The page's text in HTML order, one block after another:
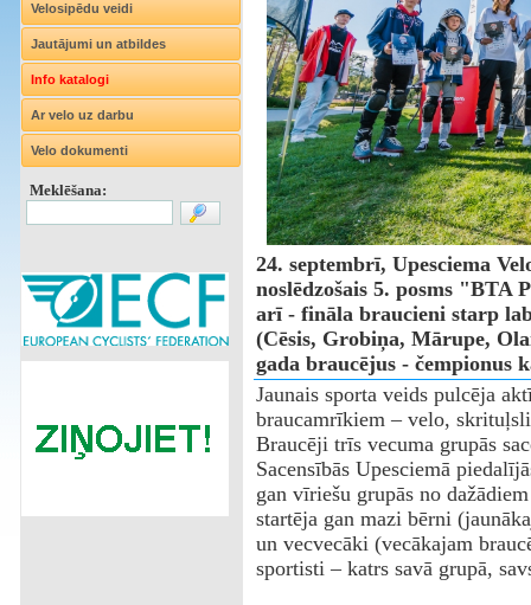
Velosipēdu veidi
Jautājumi un atbildes
Info katalogi
Ar velo uz darbu
Velo dokumenti
Meklēšana:
24. septembrī, Upesciema
noslēdzošais 5. posms
arī - fināla braucieni starp
(Cēsis, Grobiņa, Mārupe,
gada braucējus - čempionus
Jaunais sporta veids pulcēja
braucamrīkiem – velo,
Braucēji trīs vecuma grupās
Sacensībās Upesciemā
gan vīriešu grupās no
startēja gan mazi bērni
un vecvecāki (vecākajam
sportisti – katrs savā grupā,